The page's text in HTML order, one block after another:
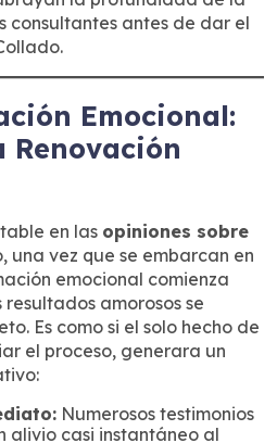
consultantes antes de dar el
Emocional:
Renovación
en las opiniones sobre
una vez que se embarcan en
emocional comienza
amorosos se
Es como si el solo hecho de
el proceso, generara un
Numerosos testimonios
alivio casi instantáneo al